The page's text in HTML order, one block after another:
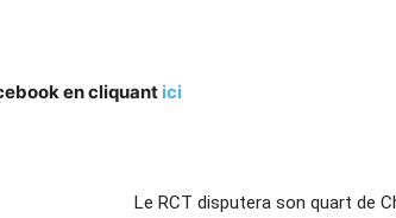
en cliquant ici
Le RCT disputera son quart de